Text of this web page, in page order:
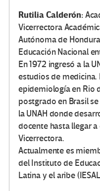
Rutilia Calderón:
Vicerrectora
Autónoma de
Educación Nacional
En 1972 ingresó a la
estudios de medicina.
epidemiología en Rio
postgrado en Brasil
la UNAH donde
docente hasta llegar
Vicerrectora.
Actualmente es
del Instituto de
Latina y el aribe